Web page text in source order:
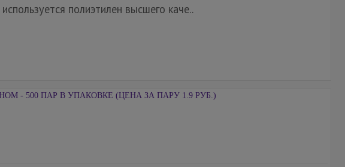
полиэтилен высшего каче..
- 500 ПАР В УПАКОВКЕ (ЦЕНА ЗА ПАРУ 1.9 РУБ.)